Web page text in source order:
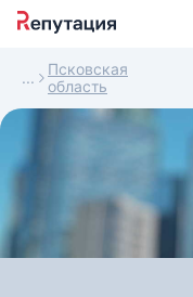
Псковская
область